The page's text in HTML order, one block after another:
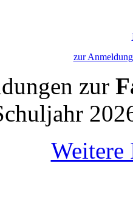
zur
zur
Weitere